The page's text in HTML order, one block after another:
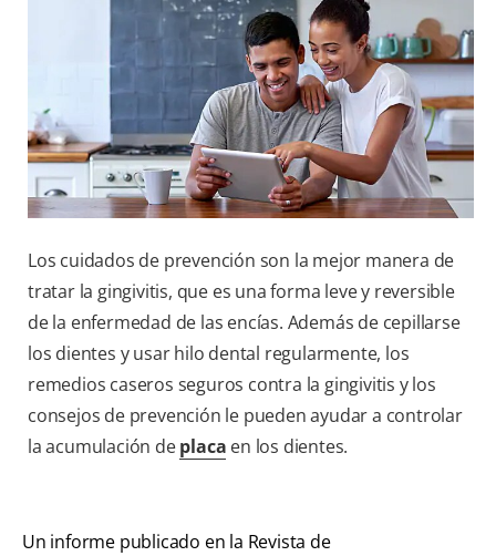
DONDE COMPRAR
PY (ES)
SUSCRÍBASE
Los cuidados de prevención son la mejor manera de
tratar la gingivitis, que es una forma leve y reversible
de la enfermedad de las encías. Además de cepillarse
los dientes y usar hilo dental regularmente, los
remedios caseros seguros contra la gingivitis y los
consejos de prevención le pueden ayudar a controlar
la acumulación deplaca en los dientes.
Un informe publicado en la Revista de